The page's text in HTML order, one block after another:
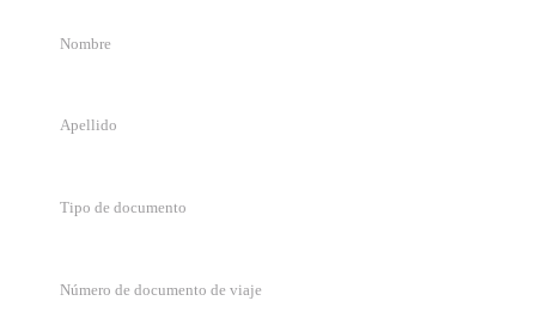
Tipo de documento